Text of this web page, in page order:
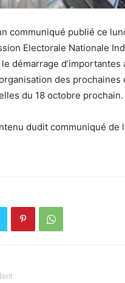
communiqué publié ce
Electorale Nationale
démarrage d’importantes
des prochaines
du 18 octobre prochain.
dudit communiqué de